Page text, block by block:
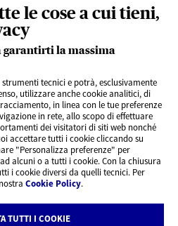
le cose a cui tieni,
garantirti la massima
tecnici e potrà, esclusivamente
utilizzare anche cookie analitici, di
in linea con le tue preferenze
in rete, allo scopo di effettuare
dei visitatori di siti web nonché
accettare tutti i cookie cliccando su
"Personalizza preferenze" per
alcuni o a tutti i cookie. Con la chiusura
i cookie diversi da quelli tecnici. Per
Cookie Policy.
TUTTI I COOKIE
Policy